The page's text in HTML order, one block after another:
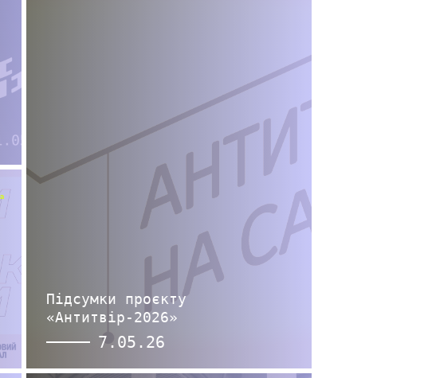
Підсумки проєкту
«Антитвір-2026»
7.05.26